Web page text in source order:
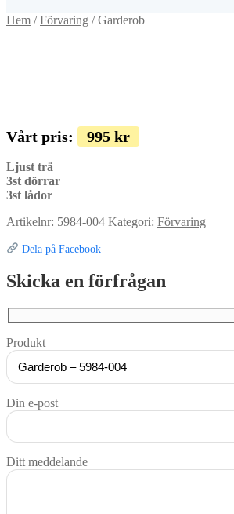
Hem /Förvaring /Garderob
Vårt pris: 995 kr
Ljust trä
3st dörrar
3st lådor
Artikelnr: 5984-004 Kategori: Förvaring
Dela på Facebook
Skicka en förfrågan
Produkt
Din e-post
Ditt meddelande